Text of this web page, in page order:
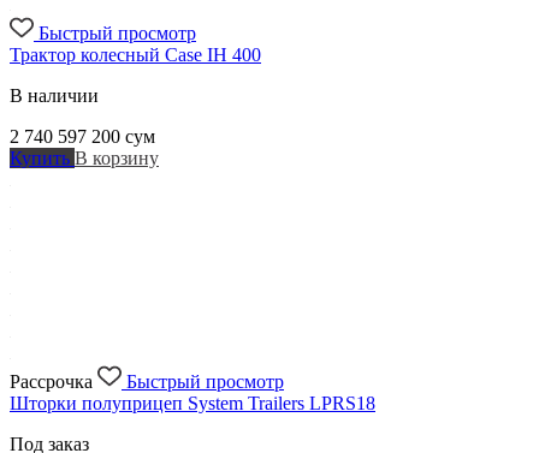
Быстрый просмотр
Трактор колесный Case IH 400
В наличии
2 740 597 200 сум
Купить В корзину
Рассрочка
Быстрый просмотр
Шторки полуприцеп System Trailers LPRS18
Под заказ